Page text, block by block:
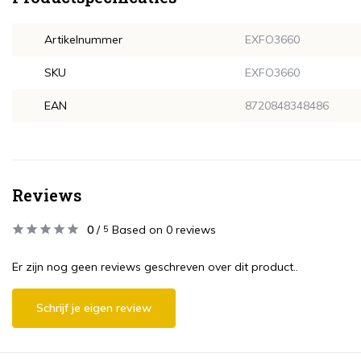
Artikelnummer EXFO3660
SKU EXFO3660
EAN 8720848348486
Reviews
0 / 5 Based on 0 reviews
Er zijn nog geen reviews geschreven over dit product..
Schrijf je eigen review